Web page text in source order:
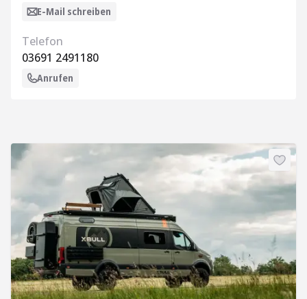
E-Mail schreiben
Telefon
03691 2491180
Anrufen